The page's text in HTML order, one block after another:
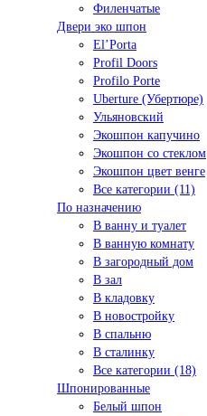
Филенчатые
Двери эко шпон
El’Porta
Profil Doors
Profilo Porte
Uberture (Убертюре)
Ульяновский
Экошпон капучино
Экошпон со стеклом
Экошпон цвет венге
Все категории (11)
По назначению
В ванну и туалет
В ванную комнату
В загородный дом
В зал
В кладовку
В новостройку
В спальню
В сталинку
Все категории (18)
Шпонированные
Белый шпон